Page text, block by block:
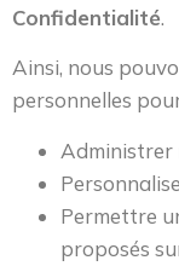
Confidentialité.
Ainsi, nous
personnelles
Administrer
Permettre
proposés